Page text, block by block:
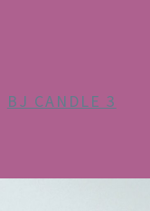
BJ CANDLE 3